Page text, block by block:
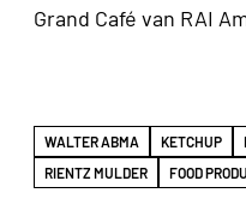
Grand Café van RAI
WALTER ABMA KETCHUP
RIENTZ MULDER
FOOD